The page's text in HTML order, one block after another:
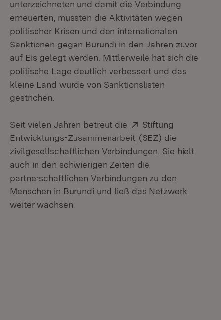
unterzeichneten und damit die Verbindung
erneuerten, mussten die Aktivitäten wegen
politischer Krisen und den internationalen
Sanktionen gegen Burundi in den Jahren zuvor
auf Eis gelegt werden. Mittlerweile hat sich die
politische Lage deutlich verbessert und das
kleine Land wurde von Sanktionslisten
gestrichen.
Seit vielen Jahren betreut die Extern:
Stiftung
Entwicklungs-Zusammenarbeit (Öffnet in neuem
(SEZ) die
zivilgesellschaftlichen Verbindungen. Sie hielt
auch in den schwierigen Zeiten die
partnerschaftlichen Verbindungen zu den
Menschen in Burundi und ließ das Netzwerk
weiter wachsen.